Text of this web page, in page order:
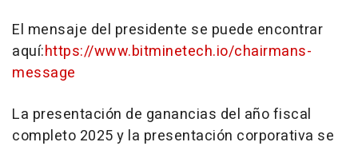
El mensaje del presidente se puede encontrar
aquí:https://www.bitminetech.io/chairmans-
message
La presentación de ganancias del año fiscal
completo 2025 y la presentación corporativa se